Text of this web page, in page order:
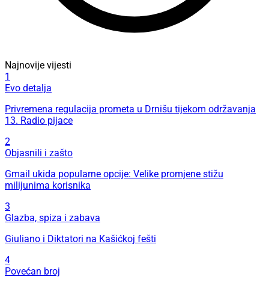
Najnovije vijesti
1
Evo detalja
Privremena regulacija prometa u Drnišu tijekom održavanja
13. Radio pijace
2
Objasnili i zašto
Gmail ukida popularne opcije: Velike promjene stižu
milijunima korisnika
3
Glazba, spiza i zabava
Giuliano i Diktatori na Kašićkoj fešti
4
Povećan broj